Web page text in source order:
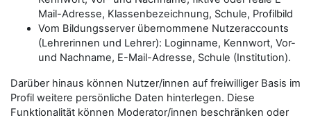
Mail-Adresse, Klassenbezeichnung, Schule, Profilbild
Vom Bildungsserver übernommene Nutzeraccounts
(Lehrerinnen und Lehrer): Loginname, Kennwort, Vor-
und Nachname, E-Mail-Adresse, Schule (Institution).
Darüber hinaus können Nutzer/innen auf freiwilliger Basis im
Profil weitere persönliche Daten hinterlegen. Diese
Funktionalität können Moderator/innen beschränken oder